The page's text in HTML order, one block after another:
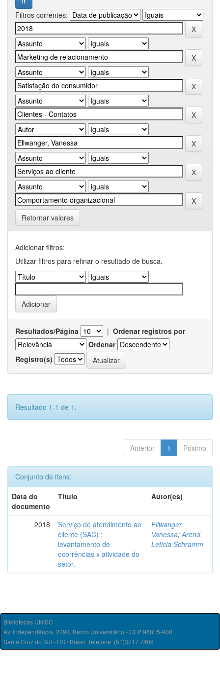
Filtros correntes:
Retornar valores
Adicionar filtros:
Utilizar filtros para refinar o resultado de busca.
Resultados/Página | Ordenar registros por
Ordenar
Registro(s)
Resultado 1-1 de 1.
Anterior 1 Póximo
Conjunto de itens:
Data do
documento
Título Autor(es)
2018
Serviço de atendimento ao
cliente (SAC) :
levantamento de
ocorrências x atividade do
setor.
Ellwanger,
Vanessa;Arend,
Leticia Schramm
Bibliotecas UNISC
Av. Independência, 2293, Bairro Universitário - CEP 96815-900
Santa Cruz do Sul - RS / Brasil. Telefone: (51)3717.7409